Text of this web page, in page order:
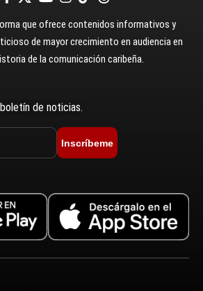
que ofrece contenidos informativos y
de mayor crecimiento en audiencia en
de la comunicación caribeña.
de noticias.
Inscríbeme